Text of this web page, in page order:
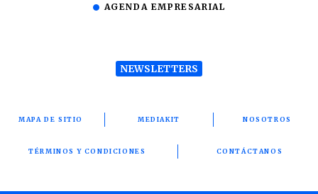
AGENDA EMPRESARIAL
NEWSLETTERS
MAPA DE SITIO MEDIAKIT NOSOTROS
TÉRMINOS Y CONDICIONES CONTÁCTANOS